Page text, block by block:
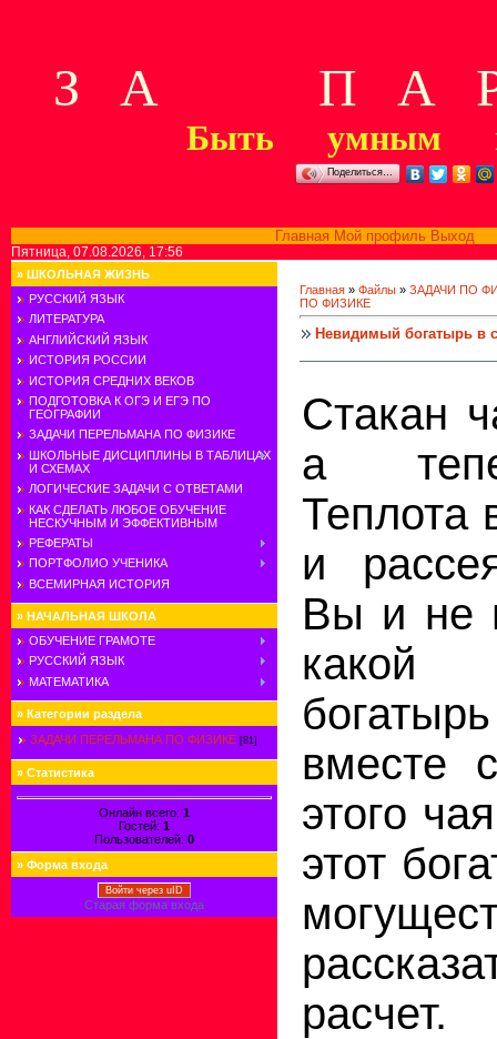
З А П А Р
Быть умным
Поделиться…
Главная Мой профиль Выход
Пятница, 07.08.2026, 17:56
» ШКОЛЬНАЯ ЖИЗНЬ
РУССКИЙ ЯЗЫК
ЛИТЕРАТУРА
АНГЛИЙСКИЙ ЯЗЫК
ИСТОРИЯ РОССИИ
ИСТОРИЯ СРЕДНИХ ВЕКОВ
ПОДГОТОВКА К ОГЭ И ЕГЭ ПО
ГЕОГРАФИИ
ЗАДАЧИ ПЕРЕЛЬМАНА ПО ФИЗИКЕ
ШКОЛЬНЫЕ ДИСЦИПЛИНЫ В ТАБЛИЦАХ
И СХЕМАХ
ЛОГИЧЕСКИЕ ЗАДАЧИ С ОТВЕТАМИ
КАК СДЕЛАТЬ ЛЮБОЕ ОБУЧЕНИЕ
НЕСКУЧНЫМ И ЭФФЕКТИВНЫМ
РЕФЕРАТЫ
ПОРТФОЛИО УЧЕНИКА
ВСЕМИРНАЯ ИСТОРИЯ
» НАЧАЛЬНАЯ ШКОЛА
ОБУЧЕНИЕ ГРАМОТЕ
РУССКИЙ ЯЗЫК
МАТЕМАТИКА
» Категории раздела
ЗАДАЧИ ПЕРЕЛЬМАНА ПО ФИЗИКЕ [81]
» Статистика
Онлайн всего: 1
Гостей: 1
Пользователей: 0
» Форма входа
Войти через uID
Старая форма входа
Главная » Файлы » ЗАДАЧИ ПО
ПО ФИЗИКЕ
Невидимый богатырь в
Стакан
а
Теплота
и
Вы и не
вместе
этого
этот
расчет.